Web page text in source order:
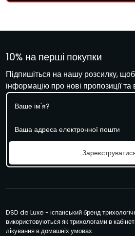
10% на перші покупки
Підпишіться на нашу розсилку,
інформацію про нові пропозиції та
е
т
р
н
а
п
о
DSD de Luxe - іспанський бренд
використовуються як трихологами в
лікування в домашніх умовах.